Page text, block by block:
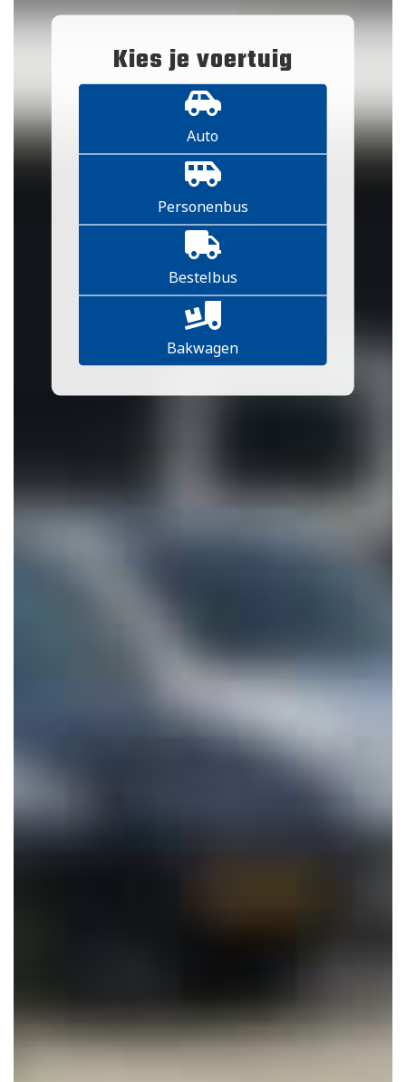
Kies je voertuig
Auto
Personenbus
Bestelbus
Bakwagen